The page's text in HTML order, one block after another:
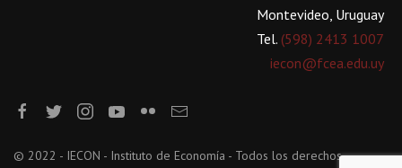
Montevideo, Uruguay
Tel. (598) 2413 1007
iecon@fcea.edu.uy
© 2022 - IECON - Instituto de Economía - Todos los derechos